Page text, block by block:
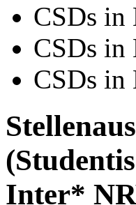
CSDs in
CSDs in
CSDs in
Inter*